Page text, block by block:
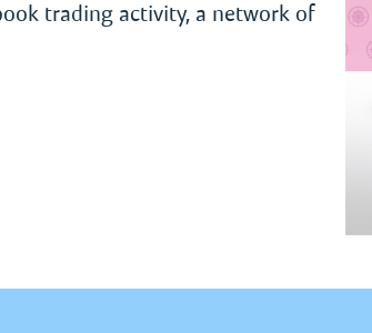
trading activity, a network of